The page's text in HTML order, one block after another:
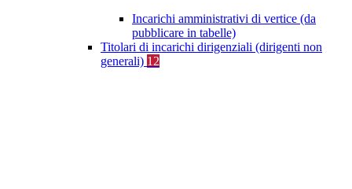
Incarichi amministrativi di vertice (da
pubblicare in tabelle)
Titolari di incarichi dirigenziali (dirigenti non
generali) 12